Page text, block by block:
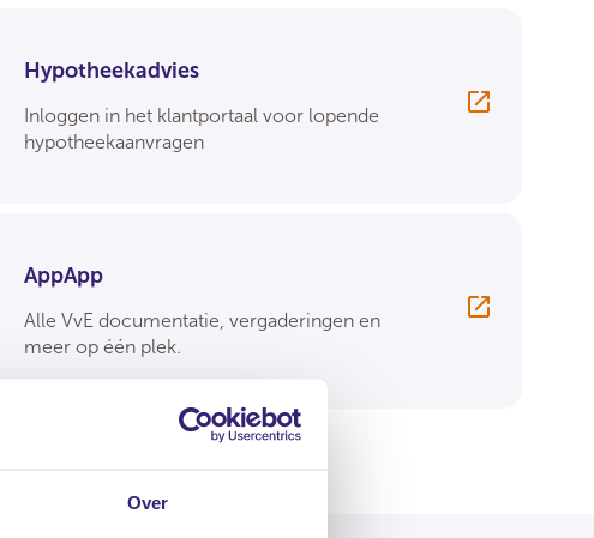
Over
Hypotheekadvies
Inloggen in het klantportaal voor lopende
hypotheekaanvragen
AppApp
Alle VvE documentatie, vergaderingen en
meer op één plek.